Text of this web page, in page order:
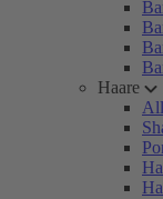
Haare